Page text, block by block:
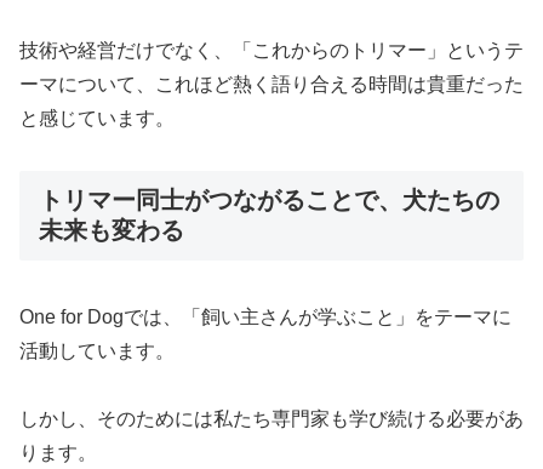
技術や経営だけでなく、「これからのトリマー」というテ
ーマについて、これほど熱く語り合える時間は貴重だった
と感じています。
トリマー同士がつながることで、犬たちの
未来も変わる
One for Dogでは、「飼い主さんが学ぶこと」をテーマに
活動しています。
しかし、そのためには私たち専門家も学び続ける必要があ
ります。